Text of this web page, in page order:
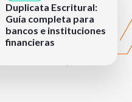
Duplicata Escritural:
Guía completa para
bancos e instituciones
financieras